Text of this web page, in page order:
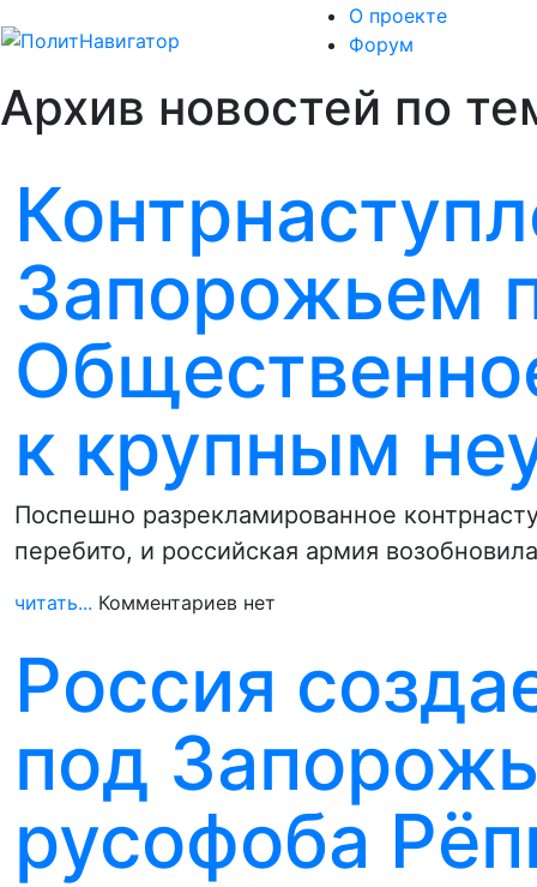
О проекте
Форум
Архив новостей по
Запорожьем
к крупным
Поспешно разрекламированное
перебито, и российская армия
читать... Комментариев нет
Россия
под
русофоба